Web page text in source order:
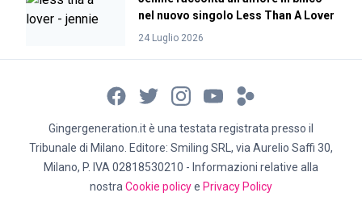
nel nuovo singolo Less Than A Lover
24 Luglio 2026
Gingergeneration.it è una testata registrata presso il
Tribunale di Milano. Editore: Smiling SRL, via Aurelio Saffi 30,
Milano, P. IVA 02818530210 - Informazioni relative alla
nostra Cookie policye Privacy Policy